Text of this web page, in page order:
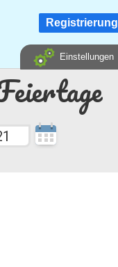
Registrierung
Einstellungen